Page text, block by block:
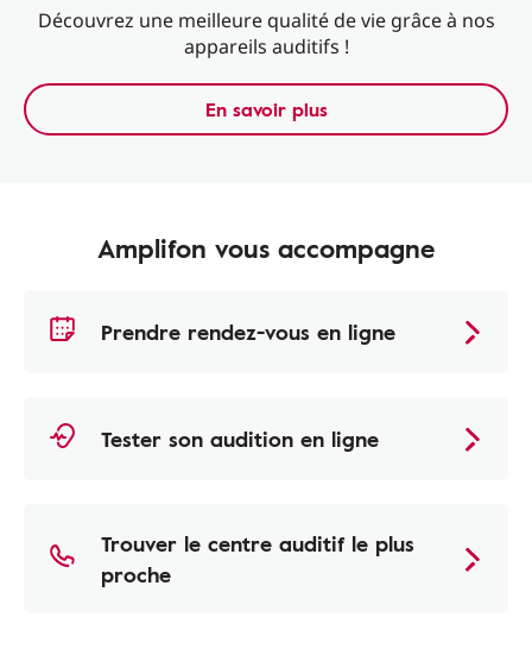
Découvrez une meilleure qualité de vie grâce à nos
appareils auditifs !
En savoir plus
Amplifon vous accompagne
Prendre rendez-vous en ligne
Tester son audition en ligne
Trouver le centre auditif le plus
proche